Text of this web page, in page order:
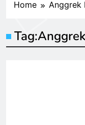
Home Anggrek
Tag: